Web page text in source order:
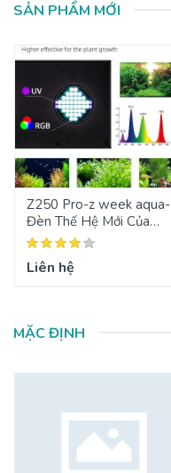
SẢN PHẨM MỚI
Z250 Pro-z week aqua-
Đèn Thế Hệ Mới Của
Week Aqua 2024
Liên hệ
MẶC ĐỊNH